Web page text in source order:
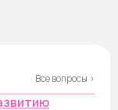
Все вопросы ›